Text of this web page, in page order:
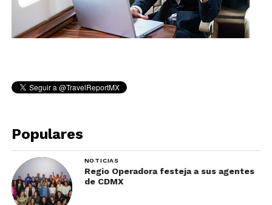
Populares
NOTICIAS
Regio Operadora festeja a sus agentes
de CDMX